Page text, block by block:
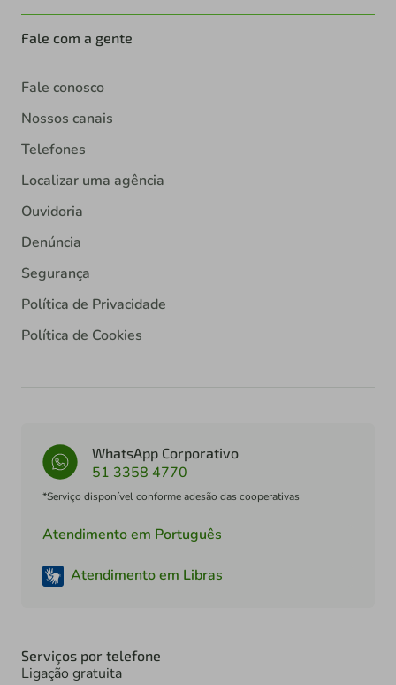
Fale com a gente
Fale conosco
Nossos canais
Telefones
Localizar uma agência
Ouvidoria
Denúncia
Segurança
Política de Privacidade
Política de Cookies
WhatsApp Corporativo
51 3358 4770
*Serviço disponível conforme adesão das cooperativas
Atendimento em Português
Atendimento em Libras
Serviços por telefone
Ligação gratuita